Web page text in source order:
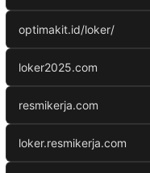
optimakit.id/loker/
loker2025.com
resmikerja.com
loker.resmikerja.com